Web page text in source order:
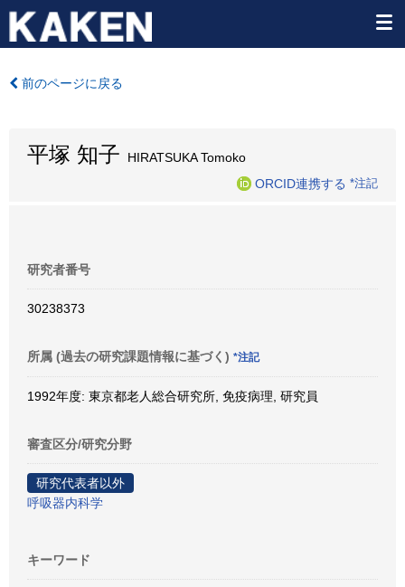
前のページに戻る
平塚 知子 HIRATSUKA Tomoko
ORCID連携する *注記
研究者番号
30238373
所属 (過去の研究課題情報に基づく) *注記
1992年度: 東京都老人総合研究所, 免疫病理, 研究員
審査区分/研究分野
研究代表者以外
呼吸器内科学
キーワード